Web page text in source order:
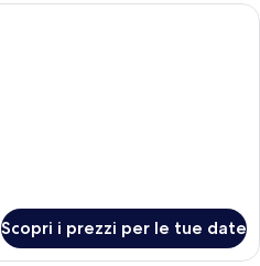
Una camera d'albergo con
Scopri i prezzi per le tue date